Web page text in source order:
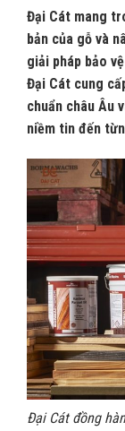
Đại Cát mang
bản của gỗ và
giải pháp bảo
Đại Cát cung
chuẩn châu Âu
niềm tin đến
Đại Cát đồng